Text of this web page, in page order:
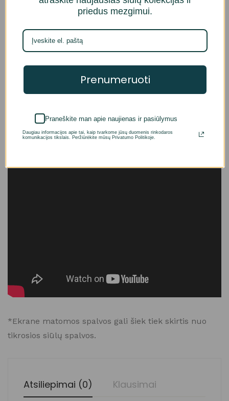
*Ekrane matomos spalvos gali šiek tiek skirtis nuo
tikrosios siūlų spalvos.
Atsiliepimai (0) Klausimai
priedus mezgimui.
Prenumeruoti
Praneškite man apie naujienas ir pasiūlymus
Daugiau informacijos apie tai, kaip tvarkome jūsų duomenis rinkodaros
komunikacijos tikslais. Peržiūrėkite mūsų Privatumo Politikoje.